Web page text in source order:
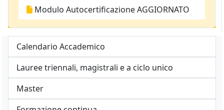
Modulo Autocertificazione AGGIORNATO
Calendario Accademico
Lauree triennali, magistrali e a ciclo unico
Master